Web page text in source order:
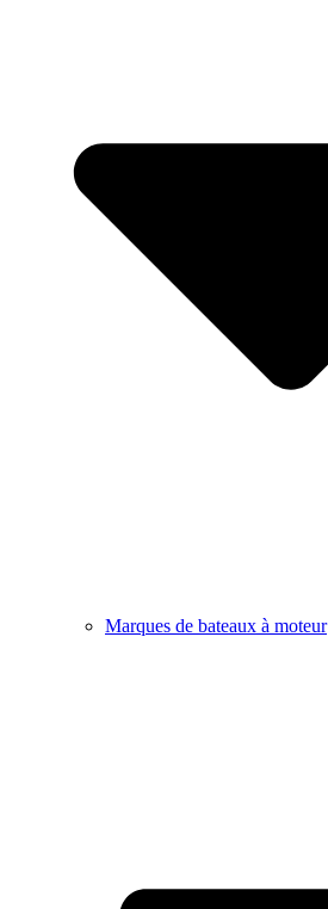
Marques de bateaux à moteur